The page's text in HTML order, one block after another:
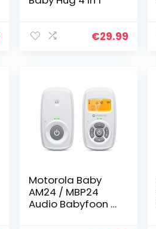
€29.99
Motorola Baby
AM24 / MBP24
Audio Babyfoon –